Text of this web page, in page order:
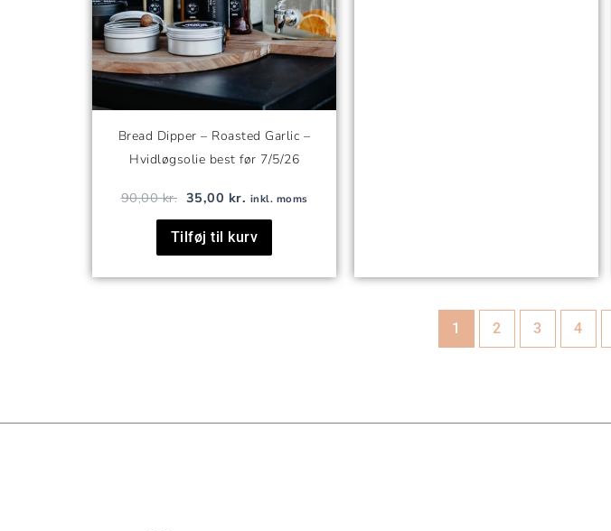
Bread Dipper – Roasted Garlic –
Hvidløgsolie best før 7/5/26
90,00kr. 35,00 kr. inkl. moms
Tilføj til kurv
1 2 3 4